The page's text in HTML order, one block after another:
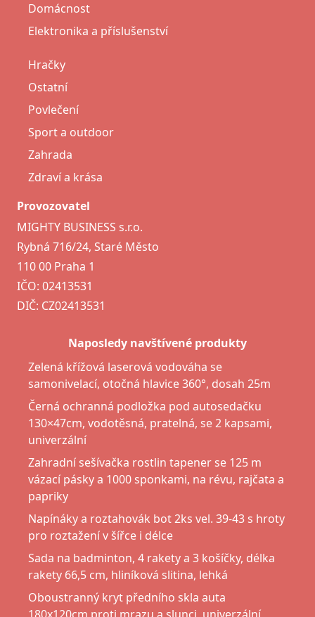
Domácnost
Elektronika a příslušenství
Hračky
Ostatní
Povlečení
Sport a outdoor
Zahrada
Zdraví a krása
Provozovatel
MIGHTY BUSINESS s.r.o.
Rybná 716/24, Staré Město
110 00 Praha 1
IČO: 02413531
DIČ: CZ02413531
Naposledy navštívené produkty
Zelená křížová laserová vodováha se
samonivelací, otočná hlavice 360°, dosah 25m
Černá ochranná podložka pod autosedačku
130×47cm, vodotěsná, pratelná, se 2 kapsami,
univerzální
Zahradní sešívačka rostlin tapener se 125 m
vázací pásky a 1000 sponkami, na révu, rajčata a
papriky
Napínáky a roztahovák bot 2ks vel. 39-43 s hroty
pro roztažení v šířce i délce
Sada na badminton, 4 rakety a 3 košíčky, délka
rakety 66,5 cm, hliníková slitina, lehká
Oboustranný kryt předního skla auta